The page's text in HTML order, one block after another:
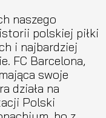
naszego
polskiej piłki
i najbardziej
FC Barcelona,
swoje
działa na
Polski